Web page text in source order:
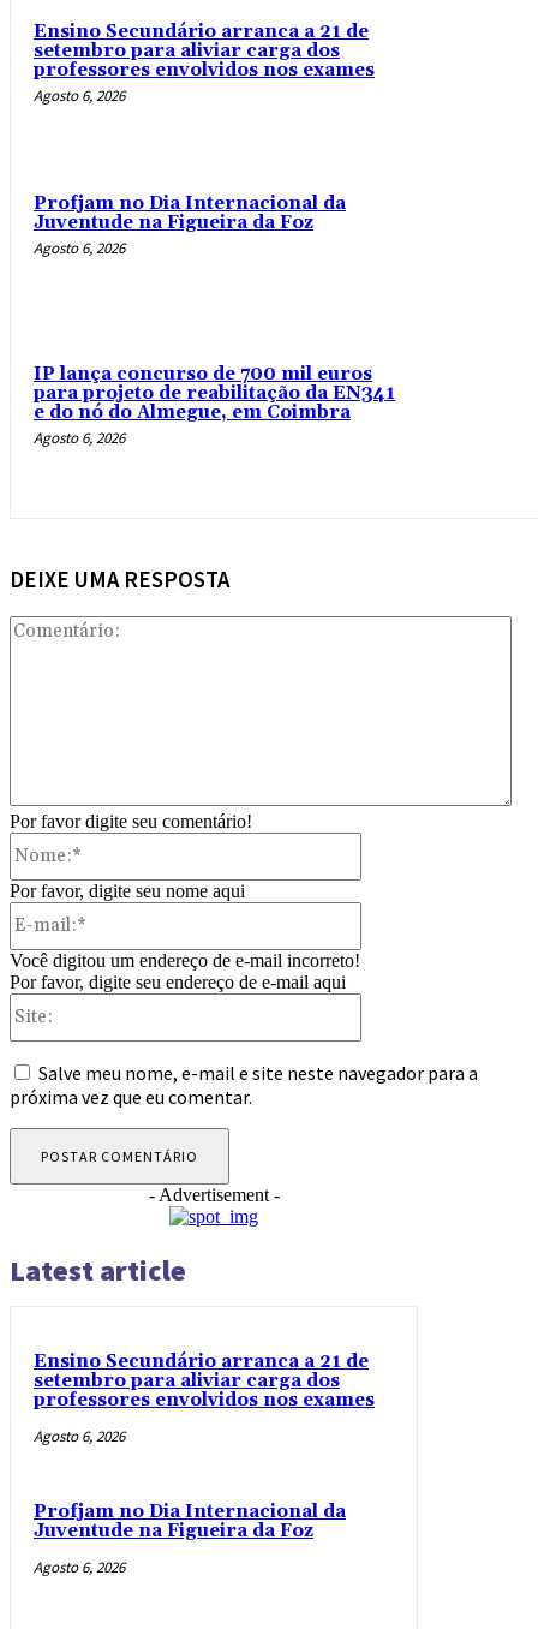
Ensino Secundário arranca a 21 de
setembro para aliviar carga dos
professores envolvidos nos exames
Agosto 6, 2026
Profjam no Dia Internacional da
Juventude na Figueira da Foz
Agosto 6, 2026
IP lança concurso de 700 mil euros
para projeto de reabilitação da EN341
e do nó do Almegue, em Coimbra
Agosto 6, 2026
DEIXE UMA RESPOSTA
Por favor digite seu comentário!
Por favor, digite seu nome aqui
Você digitou um endereço de e-mail incorreto!
Por favor, digite seu endereço de e-mail aqui
Salve meu nome, e-mail e site neste navegador para a
próxima vez que eu comentar.
- Advertisement -
Latest article
Ensino Secundário arranca a 21 de
setembro para aliviar carga dos
professores envolvidos nos exames
Agosto 6, 2026
Profjam no Dia Internacional da
Juventude na Figueira da Foz
Agosto 6, 2026